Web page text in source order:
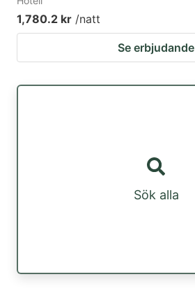
1,780.2 kr /natt
Se erbjudande
Sök alla